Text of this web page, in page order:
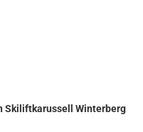
Skiliftkarussell Winterberg